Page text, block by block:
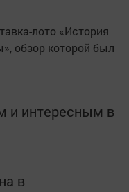
лото «История
обзор которой был
и интересным в
в